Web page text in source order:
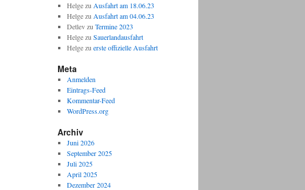
Helgezu Ausfahrt am 18.06.23
Helgezu Ausfahrt am 04.06.23
Detlevzu Termine 2023
Helgezu Sauerlandausfahrt
Helgezu erste offizielle Ausfahrt
Meta
Anmelden
Eintrags-Feed
Kommentar-Feed
WordPress.org
Archiv
Juni 2026
September 2025
Juli 2025
April 2025
Dezember 2024